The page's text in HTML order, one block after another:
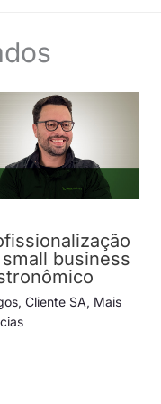
business
,Cliente SA, Mais